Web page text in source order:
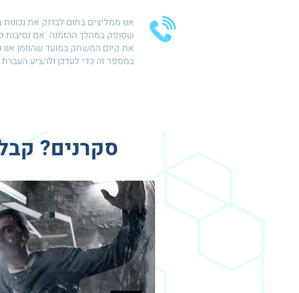
אנו ממליצים בחום לבדוק את
שסופק במהלך ההזמנה. אם נסיבות
את קיום המשחק במועד שהוזמן
במספר זה כדי לעדכן ולהציע
סקרנים?